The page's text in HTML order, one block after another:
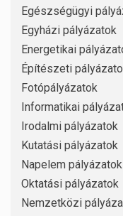
Egészségügyi
Egyházi pályázatok
Energetikai
Építészeti
Fotópályázatok
Informatikai
Irodalmi pályázatok
Kutatási pályázatok
Napelem pályázatok
Oktatási pályázatok
Nemzetközi